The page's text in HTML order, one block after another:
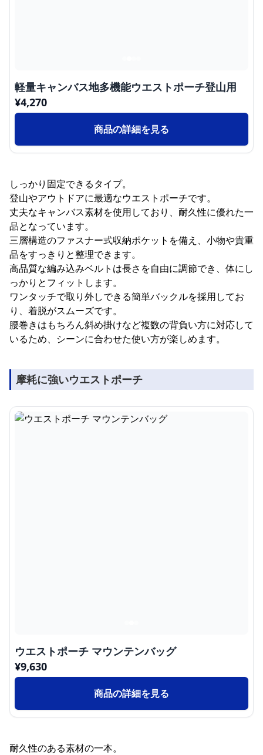
軽量キャンバス地多機能ウエストポーチ登山用
¥4,270
商品の詳細を見る
しっかり固定できるタイプ。
登山やアウトドアに最適なウエストポーチです。
丈夫なキャンバス素材を使用しており、耐久性に優れた一
品となっています。
三層構造のファスナー式収納ポケットを備え、小物や貴重
品をすっきりと整理できます。
高品質な編み込みベルトは長さを自由に調節でき、体にし
っかりとフィットします。
ワンタッチで取り外しできる簡単バックルを採用してお
り、着脱がスムーズです。
腰巻きはもちろん斜め掛けなど複数の背負い方に対応して
いるため、シーンに合わせた使い方が楽しめます。
摩耗に強いウエストポーチ
ウエストポーチ マウンテンバッグ
¥9,630
商品の詳細を見る
耐久性のある素材の一本。